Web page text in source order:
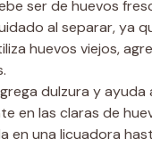
ser de huevos
al separar, ya
huevos viejos,
dulzura y ayuda
en las claras de
en una licuadora